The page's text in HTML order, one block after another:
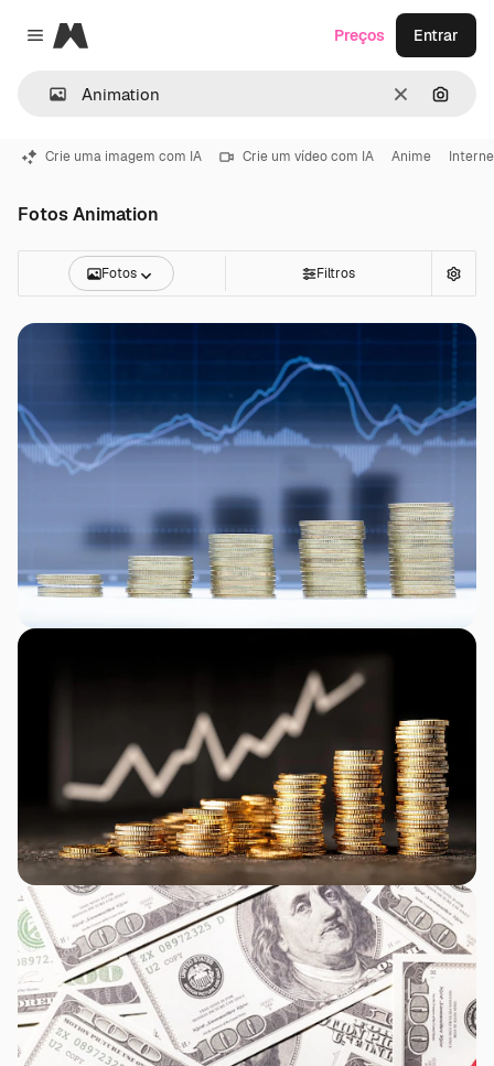
Close menu
Magnific
Limpar
Preços Entrar
Crie uma imagem com IA Crie um vídeo com IA Anime
Fotos Animation
Fotos Filtros